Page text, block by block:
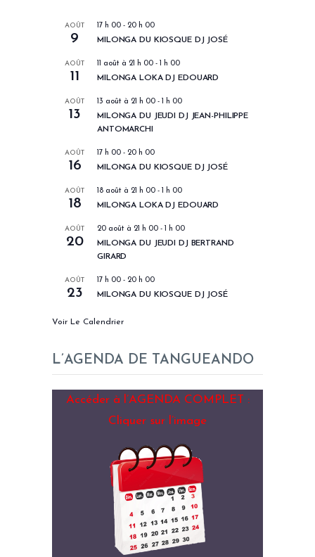
AOÛT
9
17 h 00 - 20 h 00
MILONGA DU KIOSQUE DJ JOSÉ
AOÛT
11
11 août à 21 h 00 - 1 h 00
MILONGA LOKA DJ EDOUARD
AOÛT
13
13 août à 21 h 00 - 1 h 00
MILONGA DU JEUDI DJ JEAN-PHILIPPE
ANTOMARCHI
AOÛT
16
17 h 00 - 20 h 00
MILONGA DU KIOSQUE DJ JOSÉ
AOÛT
18
18 août à 21 h 00 - 1 h 00
MILONGA LOKA DJ EDOUARD
AOÛT
20
20 août à 21 h 00 - 1 h 00
MILONGA DU JEUDI DJ BERTRAND
GIRARD
AOÛT
23
17 h 00 - 20 h 00
MILONGA DU KIOSQUE DJ JOSÉ
Voir Le Calendrier
L’AGENDA DE TANGUEANDO
Accéder à l’AGENDA COMPLET :
Cliquer sur l’image